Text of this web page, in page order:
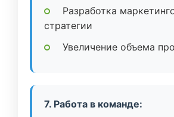
Разработка
стратегии
Увеличение объема
7. Работа в команде: